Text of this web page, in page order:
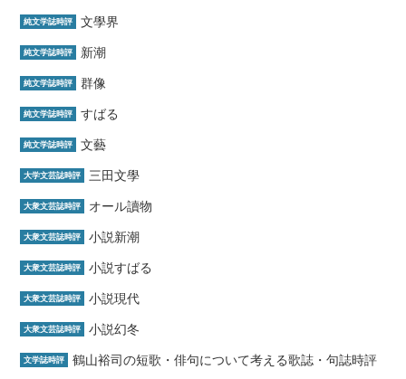
純文学誌時評 文學界
純文学誌時評 新潮
純文学誌時評 群像
純文学誌時評 すばる
純文学誌時評 文藝
大学文芸誌時評 三田文學
大衆文芸誌時評 オール讀物
大衆文芸誌時評 小説新潮
大衆文芸誌時評 小説すばる
大衆文芸誌時評 小説現代
大衆文芸誌時評 小説幻冬
文学誌時評 鶴山裕司の短歌・俳句について考える歌誌・句誌時評